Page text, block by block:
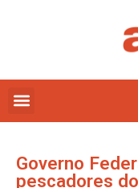
Governo
pescadores